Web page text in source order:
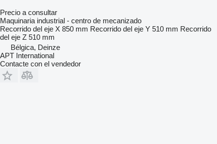
Precio a consultar
Maquinaria industrial - centro de mecanizado
Recorrido del eje X 850 mm Recorrido del eje Y 510 mm Recorrido
del eje Z 510 mm
Bélgica, Deinze
APT International
Contacte con el vendedor